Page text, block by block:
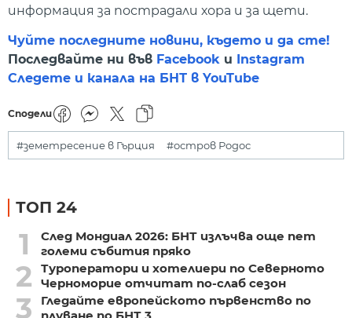
информация за пострадали хора и за щети.
Чуйте последните новини, където и да сте!
Последвайте ни във Facebook и
Instagram
Следете и канала на БНТ в YouTube
Сподели
#земетресение в Гърция #остров Родос
ТОП 24
1
След Мондиал 2026: БНТ излъчва още пет
големи събития пряко
2
Туроператори и хотелиери по Северното
Черноморие отчитат по-слаб сезон
3
Гледайте европейското първенство по
плуване по БНТ 3